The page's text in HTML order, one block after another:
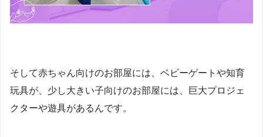
そして赤ちゃん向けのお部屋には、ベビーゲートや知育
玩具が、少し大きい子向けのお部屋には、巨大プロジェ
クターや遊具があるんです。